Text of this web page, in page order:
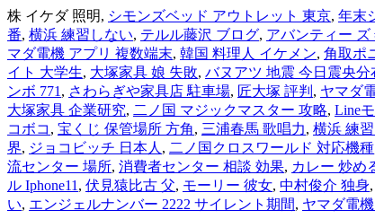
株 イケダ 照明, シモンズベッド アウトレット 東京, 年末
番, 横浜 練習しない, テルル藤沢 ブログ, アバンティー ズ
マダ電機 アプリ 複数端末, 韓国 料理人 イケメン, 角取ポ
イト 大学生, 大塚家具 娘 失敗, バヌアツ 地震 今日震央分
ンボ 771 , さわらぎや家具店 駐車場, 匠大塚 評判 , ヤマダ
大塚家具 企業研究, 二ノ国 マジックマスター 攻略, Line
コボコ , 宝くじ 保管場所 方角, 三浦春馬 歌唱力, 横浜 練
界, ジョコビッチ 日本人 , 二ノ国クロスワールド 対応機種
流センター 場所, 消費者センター 相談 効果, カレー 炒め
ル Iphone11 , 伏見猿比古 父, モーリー 彼女, 中村俊介 独身,
い, エンジェルナンバー 2222 サイレント期間, ヤマダ電